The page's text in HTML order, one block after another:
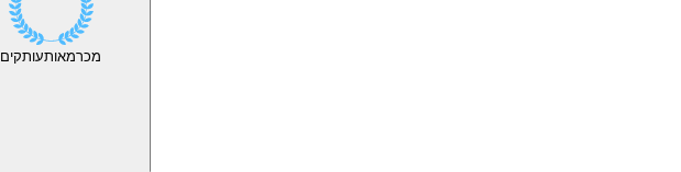
מכרמאותעותקים